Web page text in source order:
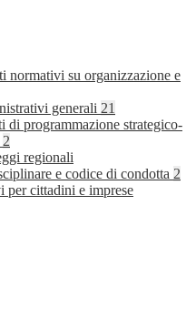
normativi su organizzazione e
generali 21
di programmazione strategico-
2
regionali
e codice di condotta 2
per cittadini e imprese